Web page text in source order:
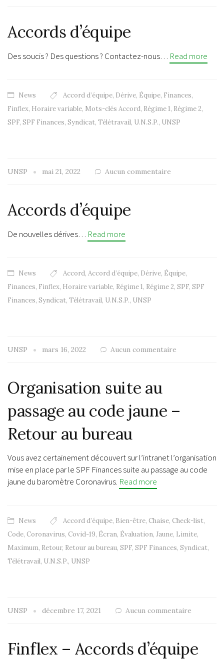
Accords d’équipe
Des soucis ? Des questions ? Contactez-nous… Read more
News Accord d’équipe, Dérive, Équipe, Finances,
Finflex, Horaire variable, Mots-clés Accord, Régime 1, Régime 2,
SPF, SPF Finances, Syndicat, Télétravail, U.N.S.P., UNSP
UNSP mai 21, 2022 Aucun commentaire
Accords d’équipe
De nouvelles dérives… Read more
News Accord, Accord d’équipe, Dérive, Équipe,
Finances, Finflex, Horaire variable, Régime 1, Régime 2, SPF, SPF
Finances, Syndicat, Télétravail, U.N.S.P., UNSP
UNSP mars 16, 2022 Aucun commentaire
Organisation suite au
passage au code jaune –
Retour au bureau
Vous avez certainement découvert sur l’intranet l’organisation
mise en place par le SPF Finances suite au passage au code
jaune du baromètre Coronavirus. Read more
News Accord d’équipe, Bien-être, Chaise, Check-list,
Code, Coronavirus, Covid-19, Écran, Évaluation, Jaune, Limite,
Maximum, Retour, Retour au bureau, SPF, SPF Finances, Syndicat,
Télétravail, U.N.S.P., UNSP
UNSP décembre 17, 2021 Aucun commentaire
Finflex – Accords d’équipe